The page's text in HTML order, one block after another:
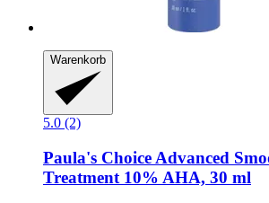
Warenkorb
5.0 (2)
Paula's Choice Advanced
Treatment 10% AHA, 30 ml